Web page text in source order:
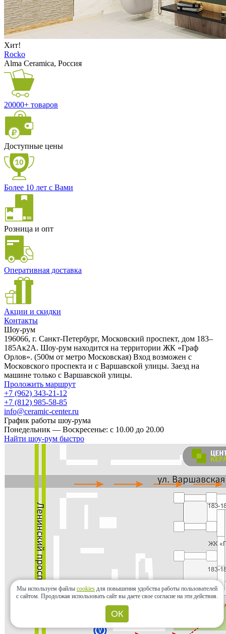
Хит!
Rocko
Alma Ceramica, Россия
20000+ товаров
Доступные цены
Более 10 лет с Вами
Розница и опт
Оперативная доставка
Акции и скидки
Контакты
Шоу-рум
196066, г. Санкт-Петербург, Московский проспект, дом 183–
185Ак2А. Шоу-рум находится на территории ЖК «Граф
Орлов». (500м от метро Московская) Вход возможен с
Московского проспекта и с Варшавской улицы. Заезд на
машине только с Варшавской улицы.
Проложить маршрут
+7 (962) 343-21-12
+7 (812) 985-58-85
info@ceramic-center.ru
График работы шоу-рума
Понедельник — Воскресенье: с 10.00 до 20.00
Найти шоу-рум быстро
Мы используем файлы cookies для повышения удобства работы пользователей
с сайтом. Продолжая использовать сайт вы даете свое согласие на эти действия.
ОК